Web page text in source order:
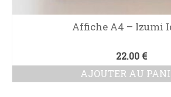
Affiche A4 – Izumi
22.00 €
AJOUTER AU